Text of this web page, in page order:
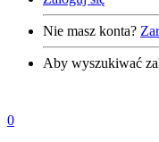
Nie masz konta?
Aby wyszukiwać
0